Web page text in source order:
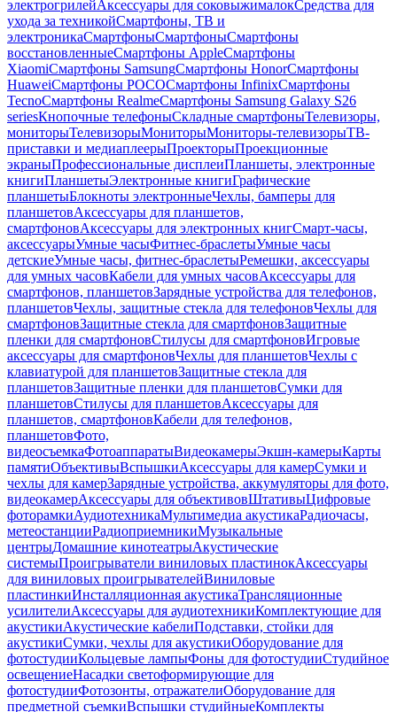
электрогрилейАксессуары для соковыжималокСредства для
ухода за техникойСмартфоны, ТВ и
электроникаСмартфоныСмартфоныСмартфоны
восстановленныеСмартфоны AppleСмартфоны
XiaomiСмартфоны SamsungСмартфоны HonorСмартфоны
HuaweiСмартфоны POCOСмартфоны InfinixСмартфоны
TecnoСмартфоны RealmeСмартфоны Samsung Galaxy S26
seriesКнопочные телефоныСкладные смартфоныТелевизоры,
мониторыТелевизорыМониторыМониторы-телевизорыТВ-
приставки и медиаплеерыПроекторыПроекционные
экраныПрофессиональные дисплеиПланшеты, электронные
книгиПланшетыЭлектронные книгиГрафические
планшетыБлокноты электронныеЧехлы, бамперы для
планшетовАксессуары для планшетов,
смартфоновАксессуары для электронных книгСмарт-часы,
аксессуарыУмные часыФитнес-браслетыУмные часы
детскиеУмные часы, фитнес-браслетыРемешки, аксессуары
для умных часовКабели для умных часовАксессуары для
смартфонов, планшетовЗарядные устройства для телефонов,
планшетовЧехлы, защитные стекла для телефоновЧехлы для
смартфоновЗащитные стекла для смартфоновЗащитные
пленки для смартфоновСтилусы для смартфоновИгровые
аксессуары для смартфоновЧехлы для планшетовЧехлы с
клавиатурой для планшетовЗащитные стекла для
планшетовЗащитные пленки для планшетовСумки для
планшетовСтилусы для планшетовАксессуары для
планшетов, смартфоновКабели для телефонов,
планшетовФото,
видеосъемкаФотоаппаратыВидеокамерыЭкшн-камерыКарты
памятиОбъективыВспышкиАксессуары для камерСумки и
чехлы для камерЗарядные устройства, аккумуляторы для фото,
видеокамерАксессуары для объективовШтативыЦифровые
фоторамкиАудиотехникаМультимедиа акустикаРадиочасы,
метеостанцииРадиоприемникиМузыкальные
центрыДомашние кинотеатрыАкустические
системыПроигрыватели виниловых пластинокАксессуары
для виниловых проигрывателейВиниловые
пластинкиИнсталляционная акустикаТрансляционные
усилителиАксессуары для аудиотехникиКомплектующие для
акустикиАкустические кабелиПодставки, стойки для
акустикиСумки, чехлы для акустикиОборудование для
фотостудииКольцевые лампыФоны для фотостудииСтудийное
освещениеНасадки светоформирующие для
фотостудииФотозонты, отражателиОборудование для
предметной съемкиВспышки студийныеКомплекты